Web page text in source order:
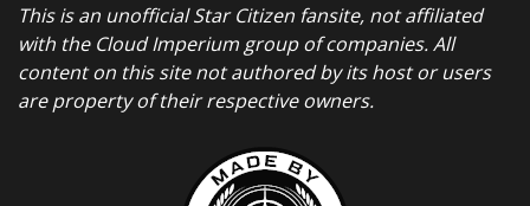
This is an unofficial Star Citizen fansite, not affiliated
with the Cloud Imperium group of companies. All
content on this site not authored by its host or users
are property of their respective owners.